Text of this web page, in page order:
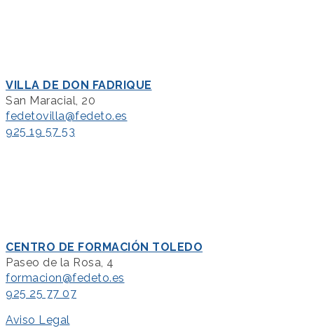
VILLA DE DON FADRIQUE
San Maracial, 20
fedetovilla@fedeto.es
925 19 57 53
CENTRO DE FORMACIÓN TOLEDO
Paseo de la Rosa, 4
formacion@fedeto.es
925 25 77 07
Aviso Legal